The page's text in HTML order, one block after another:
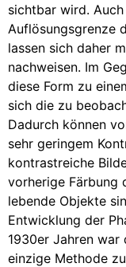
sichtbar wird.
Auflösungsgrenze
lassen sich daher
nachweisen. Im
diese Form zu
sich die zu
Dadurch können
sehr geringem
kontrastreiche
vorherige Färbung
lebende Objekte
Entwicklung der
1930er Jahren
einzige Methode